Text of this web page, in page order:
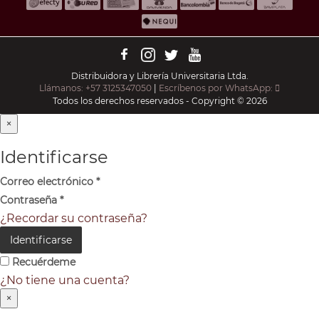
Distribuidora y Librería Universitaria Ltda.
Llámanos: +57 3125347050 | Escríbenos por WhatsApp:
Todos los derechos reservados - Copyright © 2026
×
Identificarse
Correo electrónico *
Contraseña *
¿Recordar su contraseña?
Identificarse
Recuérdeme
¿No tiene una cuenta?
×